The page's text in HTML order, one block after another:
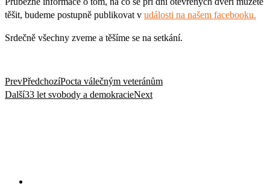
těšit, budeme postupně publikovat v události na našem facebooku.
Srdečně všechny zveme a těšíme se na setkání.
PrevPředchozíPocta válečným veteránům
Další33 let svobody a demokracieNext